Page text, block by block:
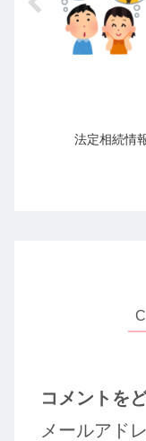
法定相続情
コメントを
メールアド